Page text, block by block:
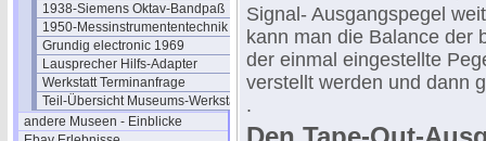
1938-Siemens Oktav-Bandpaß
1950-Messinstrumententechnik
Grundig electronic 1969
Lausprecher Hilfs-Adapter
Werkstatt Terminanfrage
Teil-Übersicht Museums-Werkstatt
andere Museen - Einblicke
Signal- Ausgangspegel
kann man die Balance der
der einmal eingestellte
verstellt werden und dann
.